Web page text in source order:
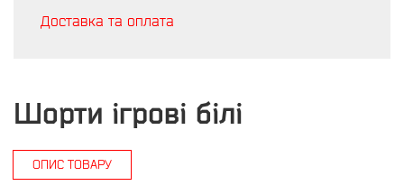
Доставка та оплата
Шорти ігрові білі
ОПИС ТОВАРУ